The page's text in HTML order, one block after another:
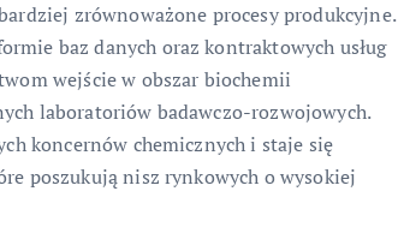
zrównoważone procesy produkcyjne.
baz danych oraz kontraktowych usług
wejście w obszar biochemii
laboratoriów badawczo-rozwojowych.
koncernów chemicznych i staje się
poszukują nisz rynkowych o wysokiej